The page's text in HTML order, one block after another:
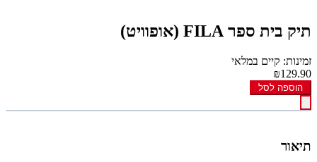
תיק בית ספר FILA (אופוויט)
זמינות: קיים במלאי
₪129.90
הוספה לסל
תיאור